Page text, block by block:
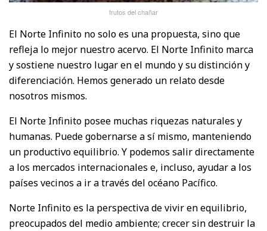
frutos del chañar
El Norte Infinito no solo es una propuesta, sino que
refleja lo mejor nuestro acervo. El Norte Infinito marca
y sostiene nuestro lugar en el mundo y su distinción y
diferenciación. Hemos generado un relato desde
nosotros mismos.
El Norte Infinito posee muchas riquezas naturales y
humanas. Puede gobernarse a sí mismo, manteniendo
un productivo equilibrio. Y podemos salir directamente
a los mercados internacionales e, incluso, ayudar a los
países vecinos a ir a través del océano Pacífico.
Norte Infinito es la perspectiva de vivir en equilibrio,
preocupados del medio ambiente; crecer sin destruir la